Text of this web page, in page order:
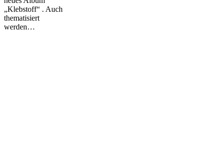
„Klebstoff“ . Auch
thematisiert
werden…